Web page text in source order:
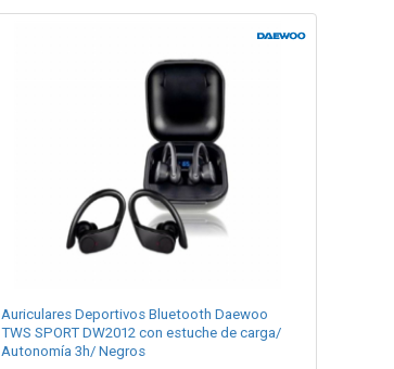
Auriculares Deportivos Bluetooth Daewoo
TWS SPORT DW2012 con estuche de carga/
Autonomía 3h/ Negros